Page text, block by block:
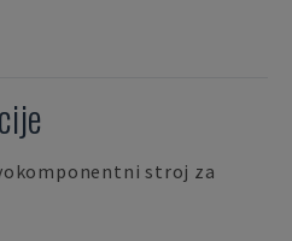
stroj za